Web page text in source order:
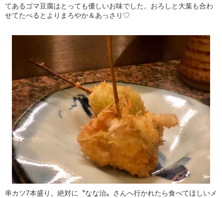
てあるゴマ豆腐はとっても優しいお味でした。おろしと大葉も合わ
せてたべるとよりまろやか＆あっさり♡
串カツ7本盛り。絶対に〝なな治〟さんへ行かれたら食べてほしいメ